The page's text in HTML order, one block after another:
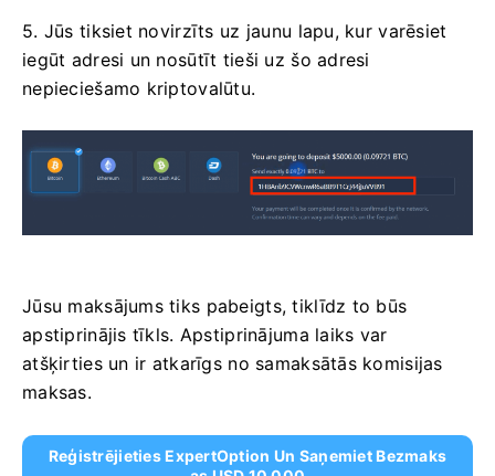
5. Jūs tiksiet novirzīts uz jaunu lapu, kur varēsiet
iegūt adresi un nosūtīt tieši uz šo adresi
nepieciešamo kriptovalūtu.
Jūsu maksājums tiks pabeigts, tiklīdz to būs
apstiprinājis tīkls. Apstiprinājuma laiks var
atšķirties un ir atkarīgs no samaksātās komisijas
maksas.
Reģistrējieties ExpertOption Un Saņemiet Bezmaks